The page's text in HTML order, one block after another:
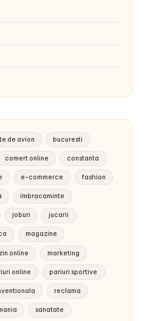
de avion bucuresti
comert online constanta
e-commerce fashion
imbracaminte
joburi jucarii
magazine
online marketing
online pariuri sportive
reclama
sanatate